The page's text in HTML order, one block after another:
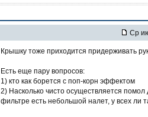
Ср
Крышку тоже приходится придерживать
Есть еще пару вопросов:
1) кто как борется с поп-корн эффектом
2) Насколько чисто осуществляется
фильтре есть небольшой налет, у всех ли